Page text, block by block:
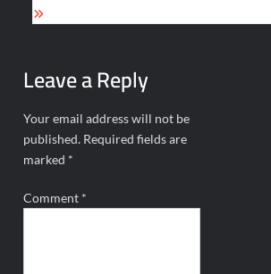
Leave a Reply
Your email address will not be
published. Required fields are
marked *
Comment *